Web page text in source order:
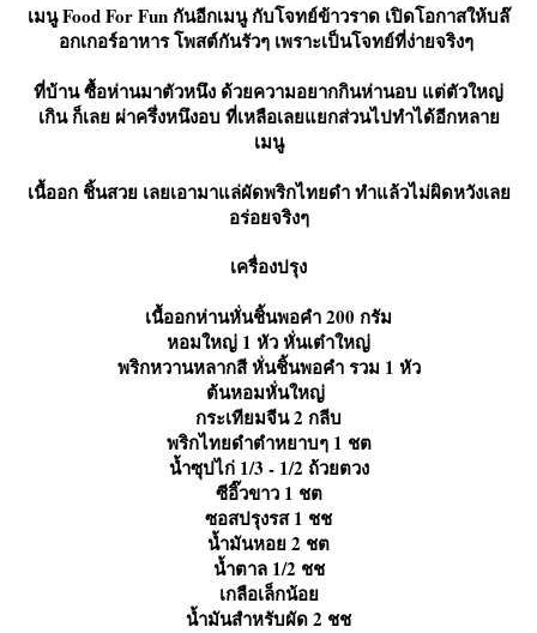
เมนู Food For Fun กันอีกเมนู กับโจทย์ข้าวราด เปิดโอกาสให้บล๊
อกเกอร์อาหาร โพสต์กันรัวๆ เพราะเป็นโจทย์ที่ง่ายจริงๆ
ที่บ้าน ซื้อห่านมาตัวหนึง ด้วยความอยากกินห่านอบ แต่ตัวใหญ่
เกิน ก็เลย ผ่าครึ่งหนึงอบ ที่เหลือเลยแยกส่วนไปทำได้อีกหลา
เมนู
เนื้ออก ชิ้นสวย เลยเอามาแล่ผัดพริกไทยดำ ทำแล้วไม่ผิดหวังเล
อร่อยจริงๆ
เครื่องปรุง
เนื้ออกห่านหั่นชิันพอคำ 200 กรัม
หอมใหญ่ 1 หัว หั่นเต๋าใหญ่
พริกหวานหลากสี หั่นชิันพอคำ รวม 1 หัว
ต้นหอมหั่นใหญ่
กระเทียมจีน 2 กลีบ
พริกไทยดำตำหยาบๆ 1 ชต
น้ำซุปไก่ 1/3 - 1/2 ถ้วยตวง
ซีอิ๊วขาว 1 ชต
ซอสปรุงรส 1 ชช
น้ำมันหอย 2 ชต
น้ำตาล 1/2 ชช
เกลือเล็กน้อ
น้ำมันสำหรับผัด 2 ชช